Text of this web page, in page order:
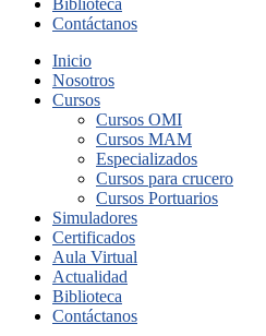
Biblioteca
Contáctanos
Inicio
Nosotros
Cursos
Cursos OMI
Cursos MAM
Especializados
Cursos para crucero
Cursos Portuarios
Simuladores
Certificados
Aula Virtual
Actualidad
Biblioteca
Contáctanos